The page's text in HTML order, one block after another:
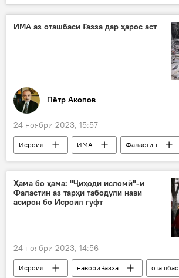
Русия
Украина
амалиёти вижа
низомиён
артиш
ИМА аз оташбаси Ғазза дар ҳарос аст
Пётр Акопов
24 ноябри 2023, 15:57
Исроил ИМА
Фаластин
ҷанг
Сиёсат
ҷинояткор
Сутуннигор
Ҳама бо ҳама: "Ҷиҳоди исломӣ"-и
Фаластин аз тарҳи табодули нави
асирон бо Исроил гуфт
24 ноябри 2023, 14:56
Исроил навори Ғазза
оташбас